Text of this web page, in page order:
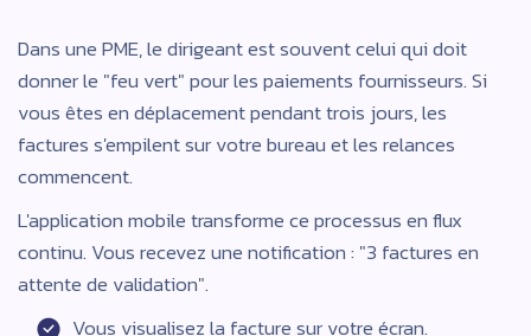
Dans une PME, le dirigeant est souvent celui qui doit
donner le "feu vert" pour les paiements fournisseurs. Si
vous êtes en déplacement pendant trois jours, les
factures s'empilent sur votre bureau et les relances
commencent.
L'application mobile transforme ce processus en flux
continu. Vous recevez une notification : "3 factures en
attente de validation".
Vous visualisez la facture sur votre écran.